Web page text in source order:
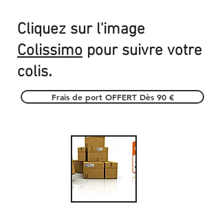
Cliquez sur l'image
Colissimo pour suivre votre
colis.
Frais de port OFFERT Dès 90 €